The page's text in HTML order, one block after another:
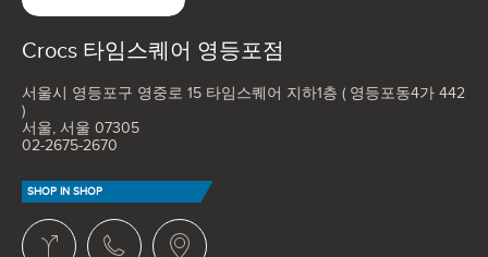
Crocs 타임스퀘어 영등포점
서울시 영등포구 영중로 15 타임스퀘어 지하1층 ( 영등포동4가 442
)
서울, 서울 07305
02-2675-2670
SHOP IN SHOP